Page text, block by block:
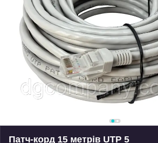
Патч-корд 15 метрів UTP 5